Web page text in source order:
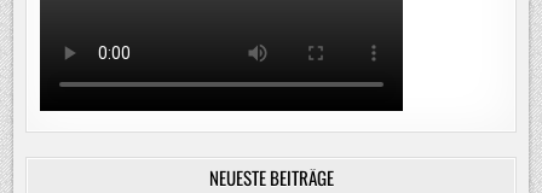
NEUESTE BEITRÄGE